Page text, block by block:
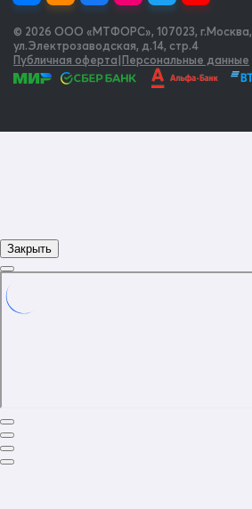
© 2026 OOO «МТФОРС», 107023, г.Москва,
ул.Электрозаводская, д.14, стр.4
Публичная оферта|Персональные данные
Закрыть